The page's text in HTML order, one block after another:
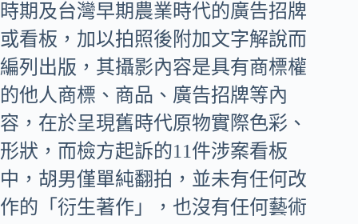
時期及台灣早期農業時代的廣告招牌
或看板，加以拍照後附加文字解說而
編列出版，其攝影內容是具有商標權
的他人商標、商品、廣告招牌等內
容，在於呈現舊時代原物實際色彩、
形狀，而檢方起訴的11件涉案看板
中，胡男僅單純翻拍，並未有任何改
作的「衍生著作」，也沒有任何藝術